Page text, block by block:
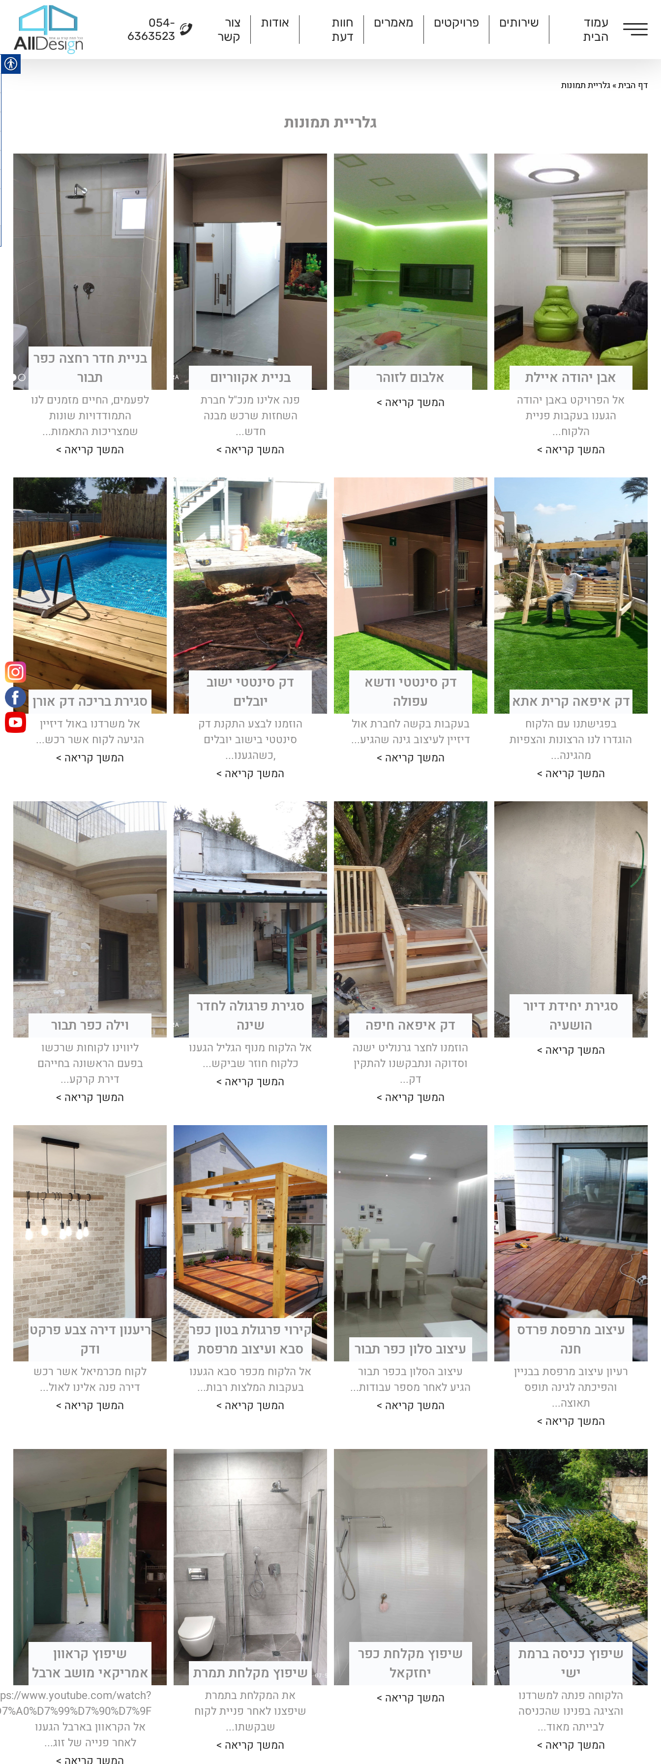
עמוד
הבית
שירותים פרויקטים מאמרים
חוות
דעת
אודות
צור
קשר
054-
6363523
דף הבית»גלריית תמונות
גלריית תמונות
אבן יהודה איילת
אל הפרויקט באבן יהודה
הגענו בעקבות פניית
הלקוח...
המשך קריאה >
אלבום לזוהר
המשך קריאה >
בניית אקווריום
פנה אלינו מנכ"ל חברת
השחזות שרכש מבנה
חדש...
המשך קריאה >
בניית חדר רחצה כפר
תבור
לפעמים, החיים מזמנים לנו
התמודדויות שונות
שמצריכות התאמות...
המשך קריאה >
דק איפאה קרית אתא
בפגישתנו עם הלקוח
הוגדרו לנו הרצונות והצפיות
מהגינה...
המשך קריאה >
דק סינטטי ודשא
עפולה
בעקבות בקשה לחברת אול
דיזיין לעיצוב גינה שהגיע...
המשך קריאה >
דק סינטטי ישוב
יובלים
הוזמנו לבצע התקנת דק
סינטטי בישוב יובלים
,כשהגענו...
המשך קריאה >
סגירת בריכה דק אורן
אל משרדנו באול דיזיין
הגיעה לקוח אשר רכש...
המשך קריאה >
סגירת יחידת דיור
הושעיה
המשך קריאה >
דק איפאה חיפה
הוזמנו לחצר גרנוליט ישנה
וסדוקה ונתבקשנו להתקין
דק...
המשך קריאה >
סגירת פרגולה לחדר
שינה
אל הלקוח מנוף הגליל הגענו
כלקוח חוזר שביקש...
המשך קריאה >
וילה כפר תבור
ליווינו לקוחות שרכשו
בפעם הראשונה בחייהם
דירת קרקע...
המשך קריאה >
עיצוב מרפסת פרדס
חנה
רעיון עיצוב מרפסת בבניין
והפיכתה לגינה תופס
תאוצה...
המשך קריאה >
עיצוב סלון כפר תבור
עיצוב הסלון בכפר תבור
הגיע לאחר מספר עבודות...
המשך קריאה >
קירוי פרגולת בטון כפר
סבא ועיצוב מרפסת
אל הלקוח מכפר סבא הגענו
בעקבות המלצות רבות...
המשך קריאה >
ריענון דירה צבע פרקט
ודק
לקוח מכרמיאל אשר רכש
דירה פנה אלינו לאול...
המשך קריאה >
שיפוץ כניסה ברמת
ישי
הלקוחה פנתה למשרדנו
והציגה בפנינו שהכניסה
לבייתה מאוד...
המשך קריאה >
שיפוץ מקלחת כפר
יחזקאל
המשך קריאה >
שיפוץ מקלחת תמרת
את המקלחת בתמרת
שיפצנו לאחר פניית לקוח
שבקשתו...
המשך קריאה >
שיפוץ קראוון
אמריקאי מושב ארבל
www.youtube.com/watch?
אל הקראוון בארבל הגענו
לאחר פנייה של זוג...